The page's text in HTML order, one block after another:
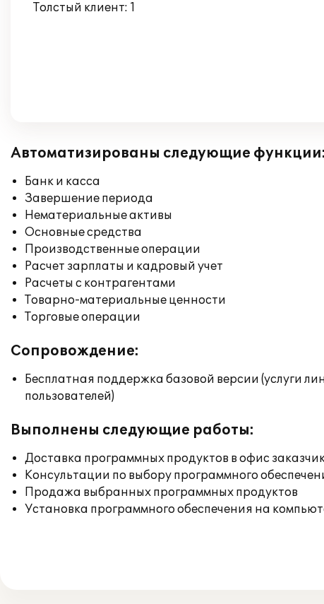
Толстый клиент: 1
Автоматизированы следующие функции:
Банк и касса
Завершение периода
Нематериальные активы
Основные средства
Производственные операции
Расчет зарплаты и кадровый учет
Расчеты с контрагентами
Товарно-материальные ценности
Торговые операции
Сопровождение:
Бесплатная поддержка базовой версии (услуги
пользователей)
Выполнены следующие работы:
Доставка программных продуктов в офис
Консультации по выбору программного
Продажа выбранных программных продуктов
Установка программного обеспечения на